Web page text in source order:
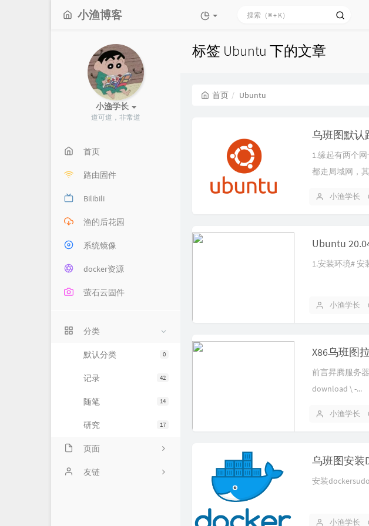
小渔博客
小渔学长
道可道，非常道
首页
路由固件
Bilibili
渔的后花园
系统镜像
docker资源
萤石云固件
分类
0
默认分类
42
记录
14
随笔
17
研究
页面
关于友链
标签 Ubuntu 下的文章
首页 Ubuntu
乌班图默认
1.缘起有两个
都走局域网，
小渔学长
1.安装环境# 安
小渔学长
X86乌班图
前言昇腾服务
download \ -...
小渔学长
乌班图安装
安装
小渔学长